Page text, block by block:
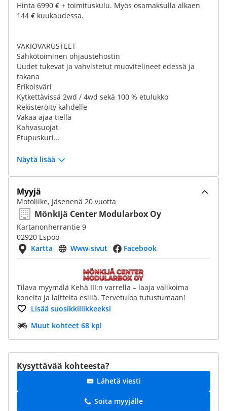
Hinta 6990 € + toimituskulu. Myös osamaksulla alkaen
144 € kuukaudessa.
VAKIOVARUSTEET
Sähkötoiminen ohjaustehostin
Uudet tukevat ja vahvistetut muovitelineet edessä ja
takana
Erikoisväri
Kytkettävissä 2wd / 4wd sekä 100 % etulukko
Rekisteröity kahdelle
Vakaa ajaa tiellä
Kahvasuojat
Etupuskuri...
Näytä lisää
Myyjä
Motoliike, Jäsenenä 20 vuotta
Mönkijä Center Modularbox Oy
Kartanonherrantie 9
02920 Espoo
Kartta
Www-sivut Facebook
Tilava myymälä Kehä III:n varrella – laaja valikoima
koneita ja laitteita esillä. Tervetuloa tutustumaan!
Lisää suosikkiliikkeeksi
Muut kohteet 68 kpl
Kysyttävää kohteesta?
Lähetä viesti
Soita myyjälle